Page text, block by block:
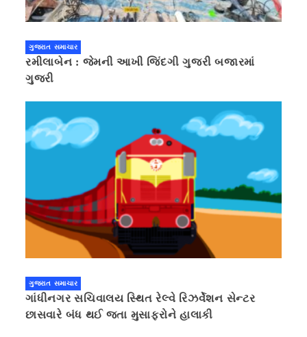
ગુજરાત સમાચાર
રમીલાબેન : જેમની આખી જિંદગી ગુજરી બજારમાં
ગુજરી
ગુજરાત સમાચાર
ગાંધીનગર સચિવાલય સ્થિત રેલ્વે રિઝર્વેશન સેન્ટર
છાસવારે બંધ થઈ જતા મુસાફરોને હાલાકી